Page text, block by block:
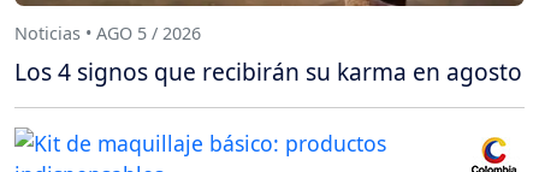
Noticias • AGO 5 / 2026
Los 4 signos que recibirán su karma en agosto